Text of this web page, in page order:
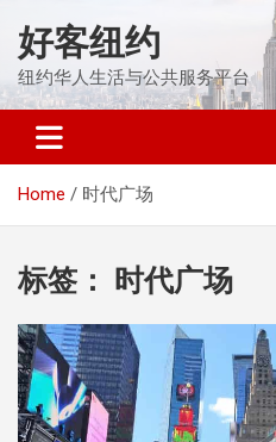
content
好客纽约
纽约华人生活与公共服务平台
Home 时代广场
标签： 时代广场